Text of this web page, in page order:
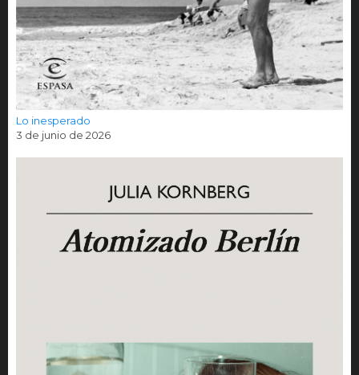
Lo inesperado
3 de junio de 2026